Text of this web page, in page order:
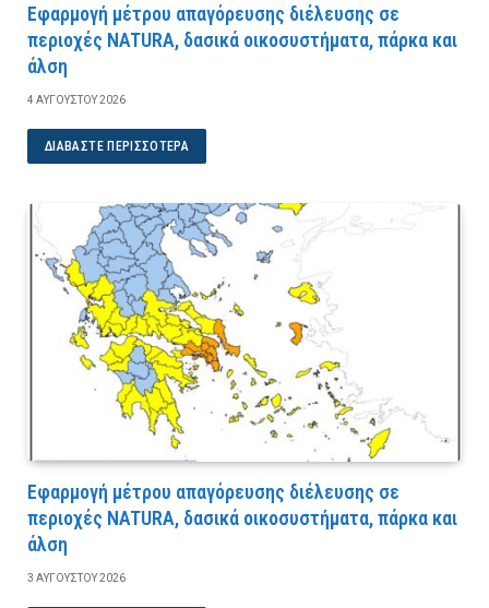
Εφαρμογή μέτρου απαγόρευσης διέλευσης σε
περιοχές NATURA, δασικά οικοσυστήματα, πάρκα και
άλση
4 ΑΥΓΟΎΣΤΟΥ 2026
ΔΙΑΒΆΣΤΕ ΠΕΡΙΣΣΌΤΕΡΑ
Εφαρμογή μέτρου απαγόρευσης διέλευσης σε
περιοχές NATURA, δασικά οικοσυστήματα, πάρκα και
άλση
3 ΑΥΓΟΎΣΤΟΥ 2026